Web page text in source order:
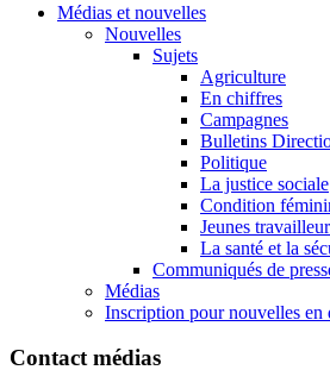
Médias et nouvelles
Nouvelles
Sujets
Agriculture
En chiffres
Campagnes
Bulletins
Politique
La justice sociale
Condition
Jeunes
La santé et la
Communiqués de
Médias
Inscription pour nouvelles en
Contact médias